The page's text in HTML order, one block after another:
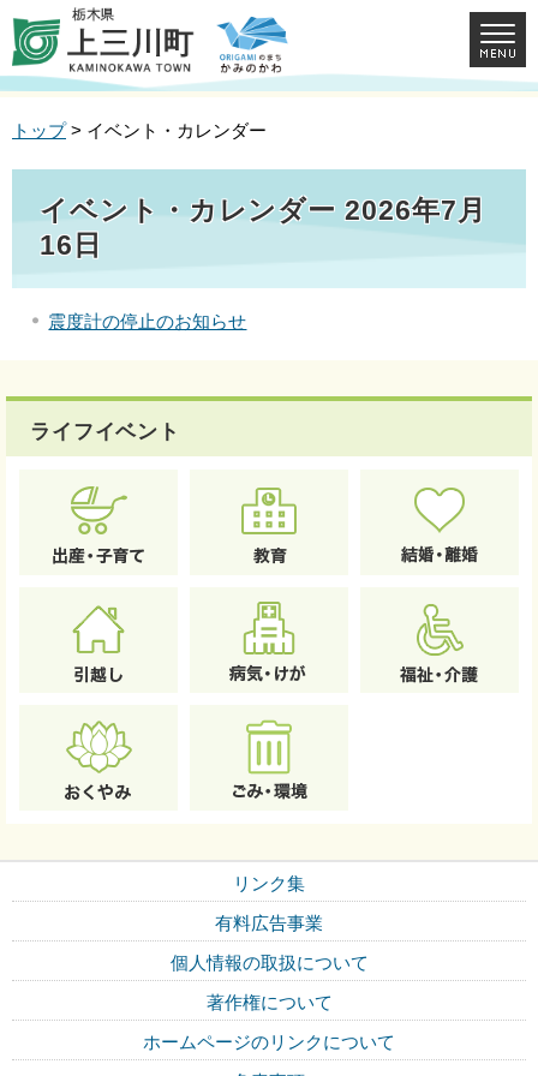
トップ> イベント・カレンダー
イベント・カレンダー 2026年7月
16日
震度計の停止のお知らせ
ライフイベント
リンク集
有料広告事業
個人情報の取扱について
著作権について
ホームページのリンクについて